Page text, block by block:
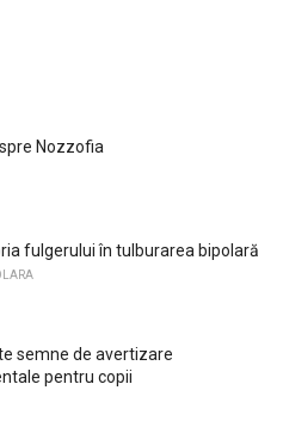
Nozzofia
fulgerului în tulburarea bipolară
semne de avertizare
pentru copii